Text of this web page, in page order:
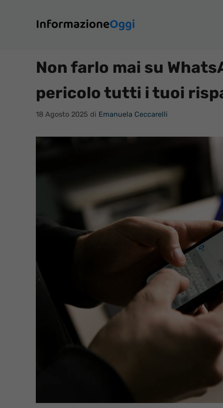
contenuto
Non farlo mai su
pericolo tutti i tuoi
18 Agosto 2025 di Emanuela Ceccarelli